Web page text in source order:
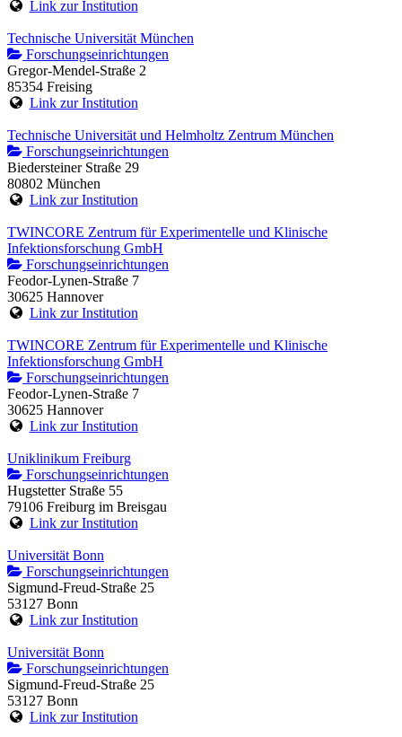
Link zur Institution
Technische Universität München
Forschungseinrichtungen
Gregor-Mendel-Straße 2
85354 Freising
Link zur Institution
Technische Universität und Helmholtz Zentrum München
Forschungseinrichtungen
Biedersteiner Straße 29
80802 München
Link zur Institution
TWINCORE Zentrum für Experimentelle und Klinische
Infektionsforschung GmbH
Forschungseinrichtungen
Feodor-Lynen-Straße 7
30625 Hannover
Link zur Institution
TWINCORE Zentrum für Experimentelle und Klinische
Infektionsforschung GmbH
Forschungseinrichtungen
Feodor-Lynen-Straße 7
30625 Hannover
Link zur Institution
Uniklinikum Freiburg
Forschungseinrichtungen
Hugstetter Straße 55
79106 Freiburg im Breisgau
Link zur Institution
Universität Bonn
Forschungseinrichtungen
Sigmund-Freud-Straße 25
53127 Bonn
Link zur Institution
Universität Bonn
Forschungseinrichtungen
Sigmund-Freud-Straße 25
53127 Bonn
Link zur Institution